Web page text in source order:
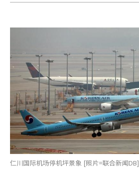
仁川国际机场停机坪景象 [照片=联合新闻DB]